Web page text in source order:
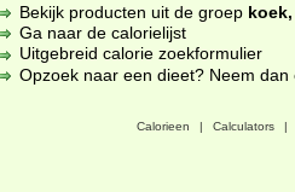
Bekijk producten uit de groep
Ga naar de calorielijst
Uitgebreid calorie zoekformulier
Opzoek naar een dieet? Neem
Calorieen | Calculators |